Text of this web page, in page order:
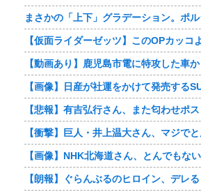
【朗報】ぐらんぶるのヒロイン、デレる